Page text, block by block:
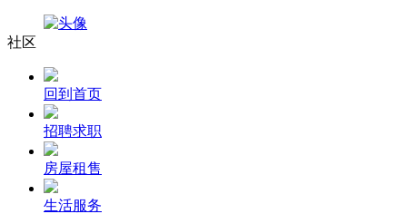
社区
回到首页
招聘求职
房屋租售
生活服务